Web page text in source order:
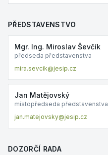
PŘEDSTAVENSTVO
Mgr. Ing. Miroslav Ševčík
předseda představenstva
mira.sevcik@jesip.cz
Jan Matějovský
místopředseda představenstva
jan.matejovsky@jesip.cz
DOZORČÍ RADA